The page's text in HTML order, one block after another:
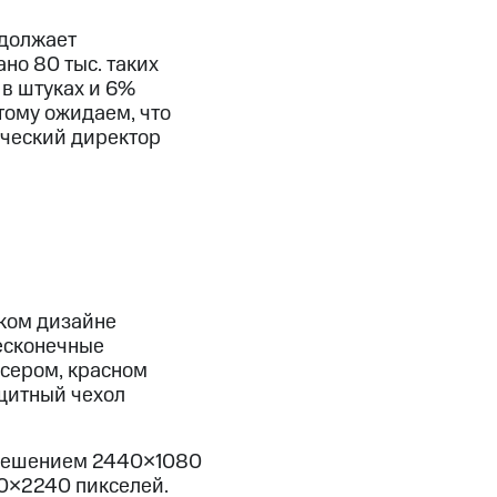
80 тыс. таких
штуках и 6%
ожидаем, что
директор
дизайне
красном
чехол
2440×1080
пикселей.